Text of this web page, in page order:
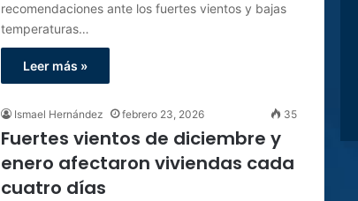
recomendaciones ante los fuertes vientos y bajas
temperaturas…
Leer más »
Ismael Hernández febrero 23, 2026 35
Fuertes vientos de diciembre y
enero afectaron viviendas cada
cuatro días